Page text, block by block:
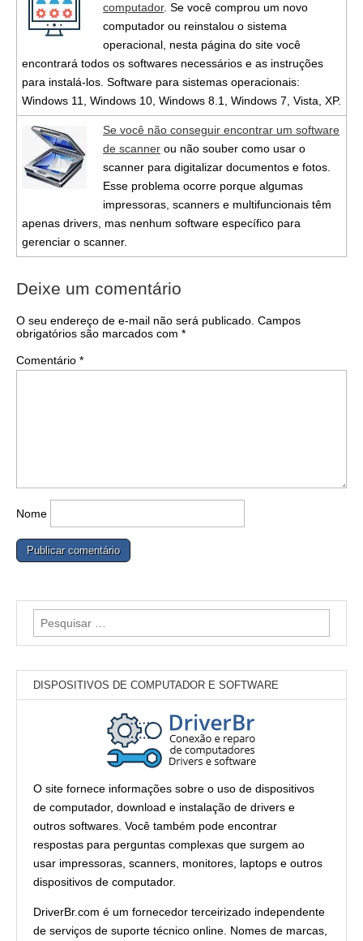
computador. Se você comprou um novo
computador ou reinstalou o sistema
operacional, nesta página do site você
encontrará todos os softwares necessários e as instruções
para instalá-los. Software para sistemas operacionais:
Windows 11, Windows 10, Windows 8.1, Windows 7, Vista, XP.
Se você não conseguir encontrar um software
de scanner ou não souber como usar o
scanner para digitalizar documentos e fotos.
Esse problema ocorre porque algumas
impressoras, scanners e multifuncionais têm
apenas drivers, mas nenhum software específico para
gerenciar o scanner.
Deixe um comentário
O seu endereço de e-mail não será publicado. Campos
obrigatórios são marcados com *
Comentário *
Nome
Pesquisar
por:
DISPOSITIVOS DE COMPUTADOR E SOFTWARE
O site fornece informações sobre o uso de dispositivos
de computador, download e instalação de drivers e
outros softwares. Você também pode encontrar
respostas para perguntas complexas que surgem ao
usar impressoras, scanners, monitores, laptops e outros
dispositivos de computador.
DriverBr.com é um fornecedor terceirizado independente
de serviços de suporte técnico online. Nomes de marcas,